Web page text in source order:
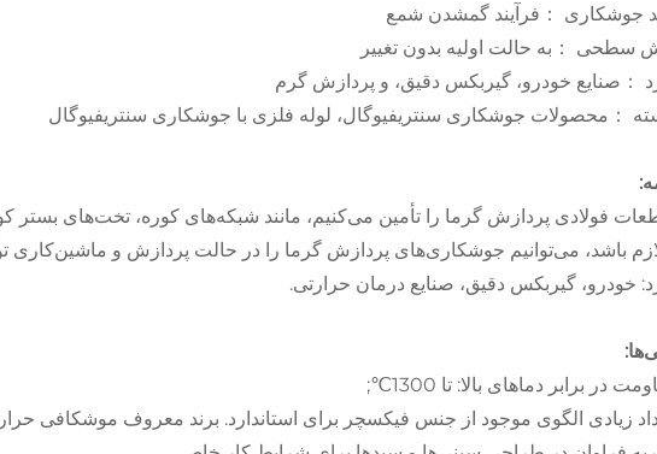
جوشکاری
： فرآیند گمشدن شمع
سطحی
： به حالت اولیه بدون تغییر
： صنایع خودرو، گیربکس دقیق، و پردازش گرم
： محصولات جوشکاری سنتریفیوگال، لوله فلزی با جوشکاری سنتریفیوگال
فولادی پردازش گرما را تأمین می‌کنیم، مانند شبکه‌های کوره، تخت‌های بستر
باشد، می‌توانیم جوشکاری‌های پردازش گرما را در حالت پردازش و ماشین‌کاری
خودرو، گیربکس دقیق، صنایع درمان حرارتی.